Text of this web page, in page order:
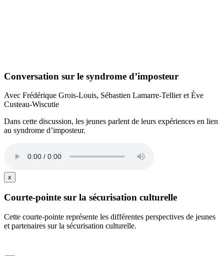
Conversation sur le syndrome d’imposteur
Avec Frédérique Grois-Louis, Sébastien Lamarre-Tellier et Ève
Custeau-Wiscutie
Dans cette discussion, les jeunes parlent de leurs expériences en lien
au syndrome d’imposteur.
x
Courte-pointe sur la sécurisation culturelle
Cette courte-pointe représente les différentes perspectives de jeunes
et partenaires sur la sécurisation culturelle.